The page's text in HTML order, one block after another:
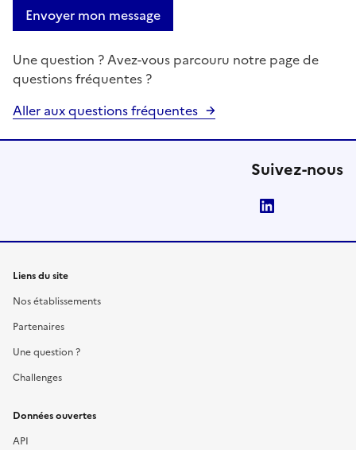
Envoyer mon message
Une question ? Avez-vous parcouru notre page de
questions fréquentes ?
Aller aux questions fréquentes
Suivez-nous
Liens du site
Nos établissements
Partenaires
Une question ?
Challenges
Données ouvertes
API